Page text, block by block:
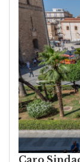
Caro
della